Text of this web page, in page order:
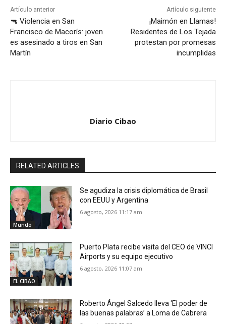
Artículo anterior
🔫 Violencia en San
Francisco de Macorís: joven
es asesinado a tiros en San
Martín
Artículo siguiente
¡Maimón en Llamas!
Residentes de Los Tejada
protestan por promesas
incumplidas
Diario Cibao
RELATED ARTICLES
Mundo
Se agudiza la crisis diplomática de Brasil
con EEUU y Argentina
6 agosto, 2026 11:17 am
EL CIBAO
Puerto Plata recibe visita del CEO de VINCI
Airports y su equipo ejecutivo
6 agosto, 2026 11:07 am
Roberto Ángel Salcedo lleva ‘El poder de
las buenas palabras’ a Loma de Cabrera